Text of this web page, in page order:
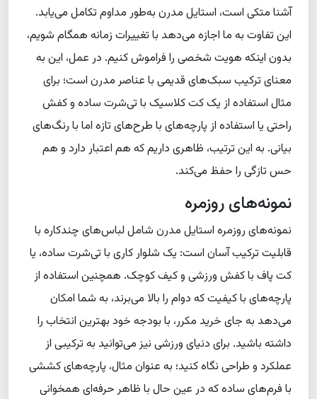
آشنا متکی است، استایل مدرن به‌طور مداوم تکامل می‌یابد.
این تفاوت به ما اجازه می‌دهد با تغییرات زمانه همگام شویم،
بدون اینکه هویت شخصی را فراموش کنیم. در عمل، این به
معنای ترکیب سبک‌های قدیمی با عناصر مدرن است؛ برای
مثال استفاده از یک کت کلاسیک با تی‌شرت ساده و کفش
راحتی یا استفاده از پارچه‌های با طرح‌های تازه اما با رنگ‌های
بیانی. به این ترتیب، ظاهری داریم که هم اعتبار دارد و هم
حس تازگی را حفظ می‌کند.
نمونه‌های روزمره
نمونه‌های روزمره استایل مدرن شامل لباس‌های چندکاره با
قابلیت ترکیب آسان است: یک شلوار کاری با تی‌شرت ساده، یا
کت پاف با کفش ورزشی و کیف کوچک. همچنین استفاده از
پارچه‌های با کیفیت که دوام را بالا می‌برند، به شما امکان
می‌دهد به جای خرید مکرر، با بودجه خود بهترین انتخاب را
داشته باشید. برای دنیای ورزشی نیز می‌توانید به ترکیبی از
عملکرد و طراحی نگاه کنید؛ به عنوان مثال، پارچه‌های کششی
با فرم‌های ساده که در عین حال با ظاهر حرفه‌ای همخوانی